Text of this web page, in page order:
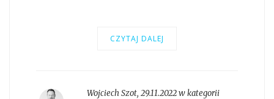
CZYTAJ DALEJ
Wojciech Szot, 29.11.2022 w kategorii